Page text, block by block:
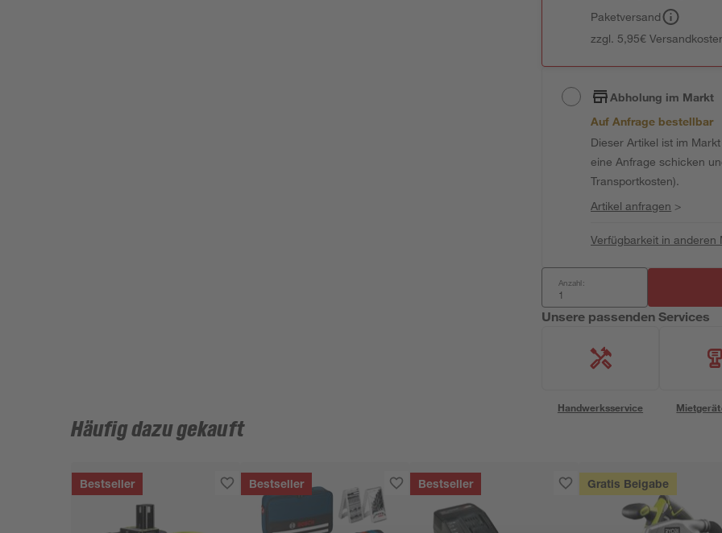
Paketversand
zzgl. 5,95€
Abholung im Markt
Auf Anfrage bestellbar
Dieser Artikel ist im
eine Anfrage schicken
Transportkosten).
Artikel anfragen >
Verfügbarkeit in anderen
Anzahl:
Unsere passenden Services
Handwerksservice
Häufig dazu gekauft
Bestseller Bestseller Bestseller Gratis Beigabe